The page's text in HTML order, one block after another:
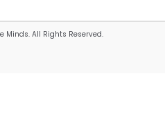
Minds. All Rights Reserved.